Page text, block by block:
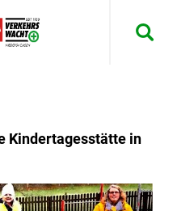
Kindertagesstätte in